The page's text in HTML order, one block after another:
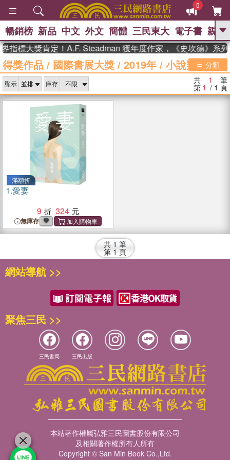
5
GO
熱搜： 東野圭吾 、 高希均教授回憶錄
、 The Odyssey 、 父親節 、 如果歷
國際布克
獎 臺灣漫遊錄 、 方念華 、 台灣的李
暢銷榜 新品 中文 外文 簡體 三民東大 電子書 親子
指標大獎肯定！A.F. Steadman 獲年度作家，《史坎德》系
得獎作品 / 國際書展大獎 / 2019年 / 小說類 分類
顯示 庫存 共 1 筆
第 1 / 1 頁
滿額折
1.愛妻
9
324
無庫存
共 1 筆
第 1 頁
網站導航 >>
聚焦三民 >>
三民書局 三民出版
本站著作權屬弘雅三民圖書股份有限公司
及相關著作權所有人所有
Copyright © San Min Book Co.,Ltd.